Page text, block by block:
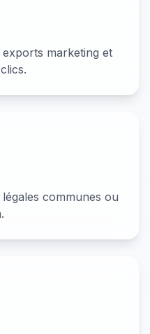
marketing et
communes ou